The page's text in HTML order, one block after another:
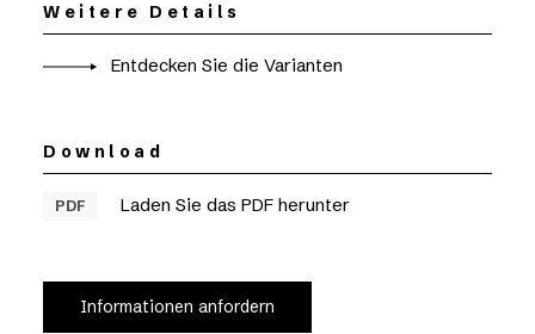
Weitere Details
Entdecken Sie die Varianten
Download
PDF Laden Sie das PDF herunter
Informationen anfordern